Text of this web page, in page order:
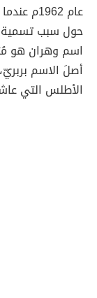
عام 1962م عندما استقلّت الجزائر بالكامل.
حول سبب تسمية
اسم وهران هو
أصلَ الاسم
الأطلس التي